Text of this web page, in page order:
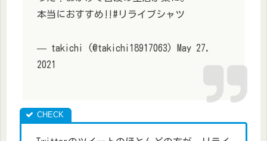
本当におすすめ‼️#リライブシャツ
— takichi (@takichi18917063) May 27,
2021